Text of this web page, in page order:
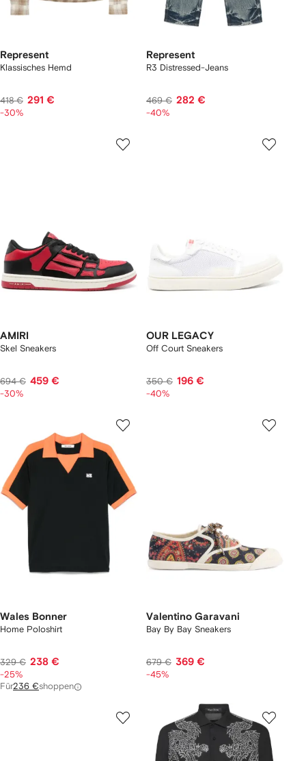
Represent
Klassisches Hemd
418 € 291 €
-30%
Represent
R3 Distressed-Jeans
469 € 282 €
-40%
AMIRI
Skel Sneakers
694 € 459 €
-30%
OUR LEGACY
Off Court Sneakers
350 € 196 €
-40%
Wales Bonner
Home Poloshirt
329 € 238 €
-25%
Für236 €shoppen
Valentino Garavani
Bay By Bay Sneakers
679 € 369 €
-45%